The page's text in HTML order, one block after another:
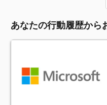
あなたの行動履歴から